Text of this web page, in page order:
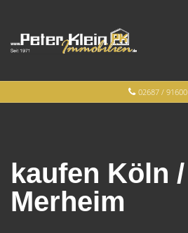
02687 / 91600
kaufen Köln /
Merheim